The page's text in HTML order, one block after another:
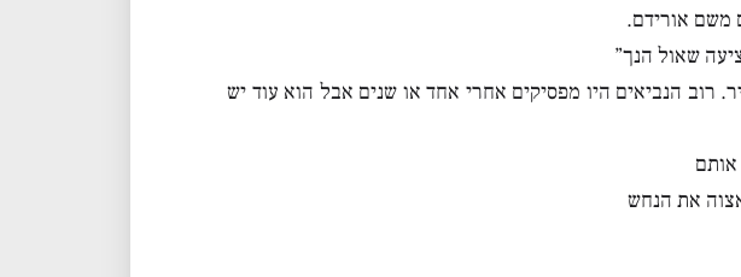
משם אורידם.
רוב הנביאים היו מפסיקים אחרי אחד או שנים אבל הוא עוד יש
את הנחש